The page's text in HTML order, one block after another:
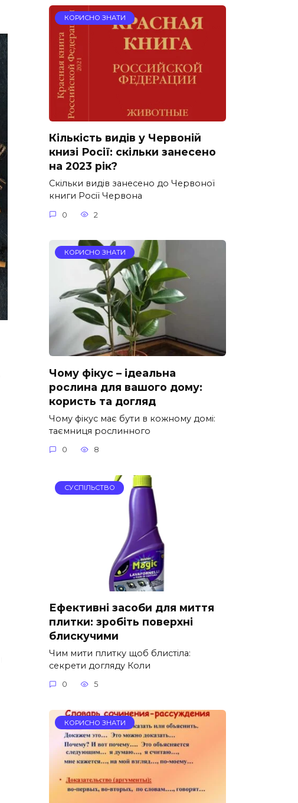
КОРИСНО ЗНАТИ
Кількість видів у Червоній
книзі Росії: скільки занесено
на 2023 рік?
Скільки видів занесено до Червоної
книги Росії Червона
0 2
КОРИСНО ЗНАТИ
Чому фікус – ідеальна
рослина для вашого дому:
користь та догляд
Чому фікус має бути в кожному домі:
таємниця рослинного
0 8
СУСПІЛЬСТВО
Ефективні засоби для миття
плитки: зробіть поверхні
блискучими
Чим мити плитку щоб блистіла:
секрети догляду Коли
0 5
КОРИСНО ЗНАТИ